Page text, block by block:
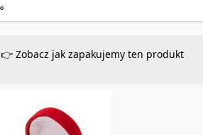
👉 Zobacz jak zapakujemy ten produkt